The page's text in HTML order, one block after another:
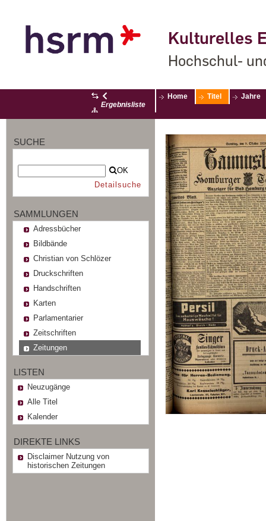
Kulturelles
Hochschul-
Ergebnisliste
Home Titel Jahre
SUCHE
OK
Detailsuche
SAMMLUNGEN
Adressbücher
Bildbände
Christian von Schlözer
Druckschriften
Handschriften
Karten
Parlamentarier
Zeitschriften
Zeitungen
LISTEN
Neuzugänge
Alle Titel
Kalender
DIREKTE LINKS
Disclaimer Nutzung von
historischen Zeitungen